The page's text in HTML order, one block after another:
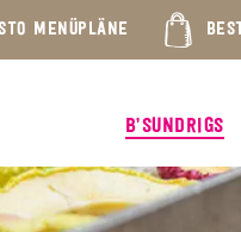
MENÜPLÄNE
B’SUNDRIGS